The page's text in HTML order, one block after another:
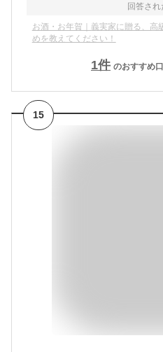
回答され
お酒・お年賀｜義実家に贈る、高
めを教えてください！
1件 のおすすめ
15